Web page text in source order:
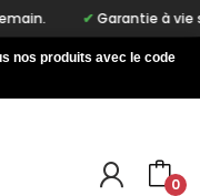
Garantie à vie sur
nos produits avec le code
0